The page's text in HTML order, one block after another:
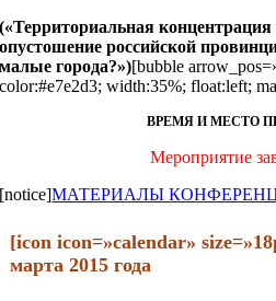
(«Территориальная
опустошение российской
малые города?»)[bubble
color:#e7e2d3; width:35%; float:left;
ВРЕМЯ И МЕСТО
Мероприятие
[notice]МАТЕРИАЛЫ
[icon icon=»calendar»
марта 2015 года